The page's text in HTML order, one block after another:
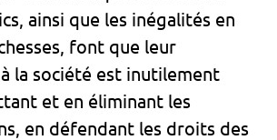
ainsi que les inégalités en
font que leur
la société est inutilement
et en éliminant les
en défendant les droits des